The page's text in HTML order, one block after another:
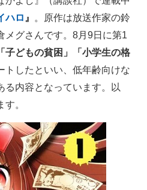
題
ハロ 』
。原作は放送作家の鈴
メグさんです。8月9日に第1
「子どもの貧困」「小学生の格
トしたといい、低年齢向けな
る内容となっています。以
。